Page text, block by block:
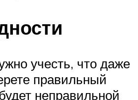
учесть, что даже
правильный
неправильной